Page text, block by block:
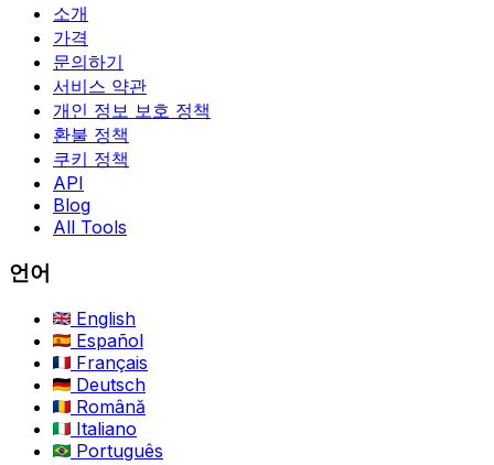
소개
가격
문의하기
서비스 약관
개인 정보 보호 정책
환불 정책
쿠키 정책
API
Blog
All Tools
언어
English
Español
Français
Deutsch
Română
Italiano
Português